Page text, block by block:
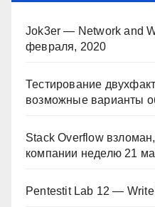
Jok3er — Network and
февраля, 2020
Тестирование
возможные варианты
Stack Overflow
компании неделю 21
Pentestit Lab 12 —